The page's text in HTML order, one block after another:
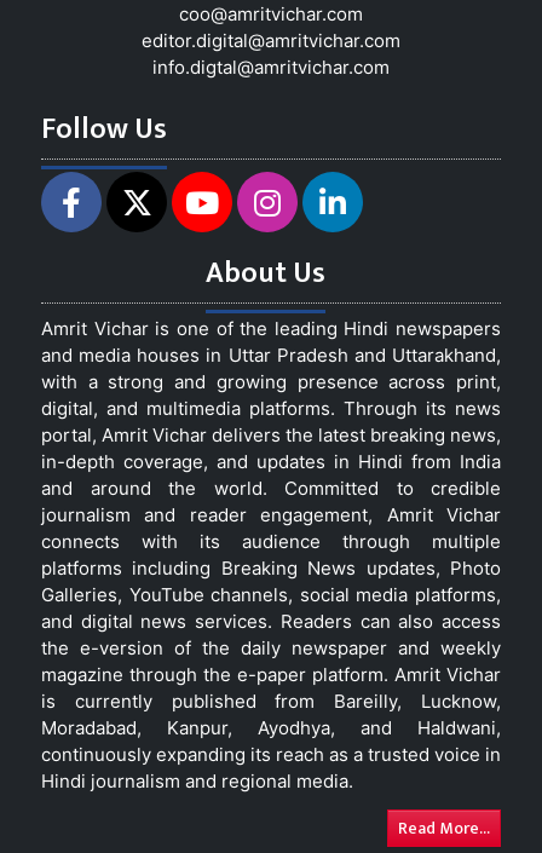
coo@amritvichar.com
editor.digital@amritvichar.com
info.digtal@amritvichar.com
Follow Us
About Us
Amrit Vichar is one of the leading Hindi newspapers
and media houses in Uttar Pradesh and Uttarakhand,
with a strong and growing presence across print,
digital, and multimedia platforms. Through its news
portal, Amrit Vichar delivers the latest breaking news,
in-depth coverage, and updates in Hindi from India
and around the world. Committed to credible
journalism and reader engagement, Amrit Vichar
connects with its audience through multiple
platforms including Breaking News updates, Photo
Galleries, YouTube channels, social media platforms,
and digital news services. Readers can also access
the e-version of the daily newspaper and weekly
magazine through the e-paper platform. Amrit Vichar
is currently published from Bareilly, Lucknow,
Moradabad, Kanpur, Ayodhya, and Haldwani,
continuously expanding its reach as a trusted voice in
Hindi journalism and regional media.
Read More...